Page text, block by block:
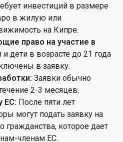
инвестиций в размере
в жилую или
на Кипре.
право на участие в
и дети в возрасте до 21 года
в заявку.
Заявки обычно
2-3 месяцев.
ЕС: После пяти лет
могут подать заявку на
гражданства, которое дает
членам ЕС.